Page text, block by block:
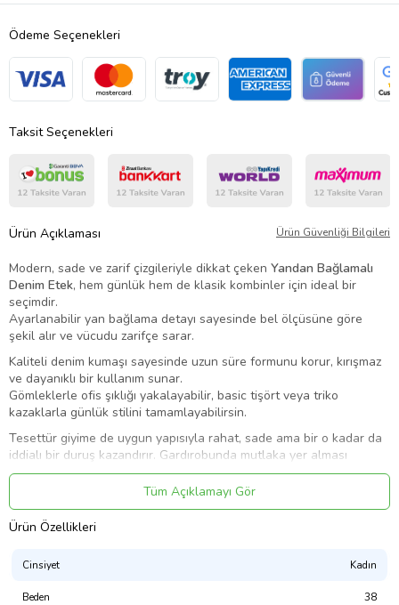
Ödeme Seçenekleri
Taksit Seçenekleri
Ürün Açıklaması Ürün Güvenliği Bilgileri
Modern, sade ve zarif çizgileriyle dikkat çeken Yandan Bağlamalı
Denim Etek, hem günlük hem de klasik kombinler için ideal bir
seçimdir.
Ayarlanabilir yan bağlama detayı sayesinde bel ölçüsüne göre
şekil alır ve vücudu zarifçe sarar.
Kaliteli denim kumaşı sayesinde uzun süre formunu korur, kırışmaz
ve dayanıklı bir kullanım sunar.
Gömleklerle ofis şıklığı yakalayabilir, basic tişört veya triko
kazaklarla günlük stilini tamamlayabilirsin.
Tesettür giyime de uygun yapısıyla rahat, sade ama bir o kadar da
iddialı bir duruş kazandırır. Gardırobunda mutlaka yer alması
gereken zamansız bir parça!
📏Ürün Ölçüleri (cm)
40 Beden:
42 Beden:
44 Beden:
Tüm Açıklamayı Gör
Ürün Özellikleri
Cinsiyet Kadın
Beden 38